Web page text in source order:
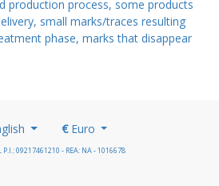
production process, some products
small marks/traces resulting
phase, marks that disappear
€Euro
P.I.: 09217461210 - REA: NA - 1016678